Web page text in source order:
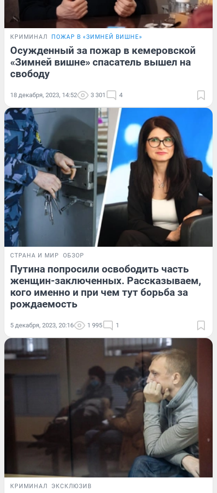
КРИМИНАЛ ПОЖАР В «ЗИМНЕЙ ВИШНЕ»
Осужденный за пожар в кемеровской
«Зимней вишне» спасатель вышел на
свободу
18 декабря, 2023, 14:52 3 301 4
СТРАНА И МИР ОБЗОР
Путина попросили освободить часть
женщин-заключенных. Рассказываем,
кого именно и при чем тут борьба за
рождаемость
5 декабря, 2023, 20:16 1 995 1
КРИМИНАЛ ЭКСКЛЮЗИВ